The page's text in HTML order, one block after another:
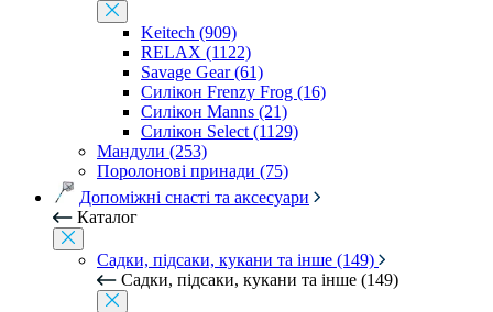
Keitech (909)
RELAX (1122)
Savage Gear (61)
Силікон Frenzy Frog (16)
Силікон Manns (21)
Силікон Select (1129)
Мандули (253)
Поролонові принади (75)
Допоміжні снасті та аксесуари
Каталог
Садки, підсаки, кукани та інше (149)
Садки, підсаки, кукани та інше (149)